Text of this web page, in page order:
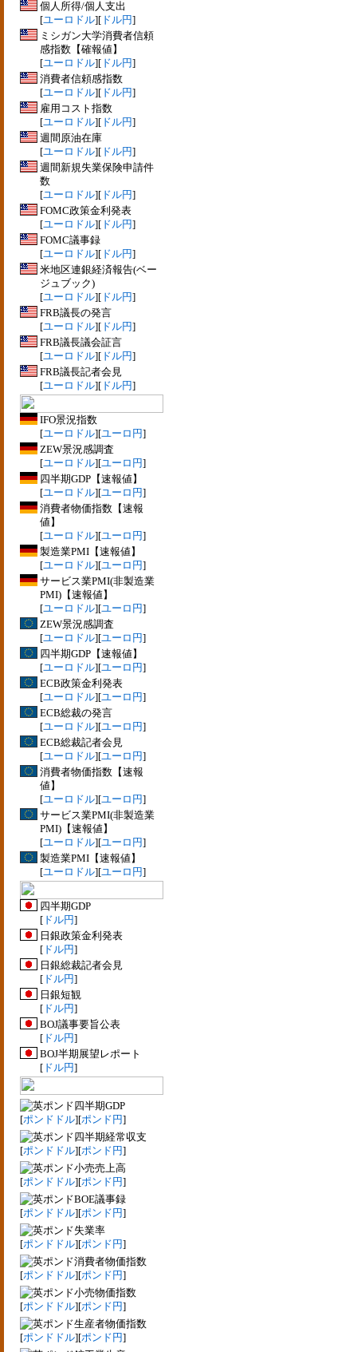
個人所得/個人支出
[ユーロドル][ ドル円]
ミシガン大学消費者信頼
感指数【確報値】
[ユーロドル][ ドル円]
消費者信頼感指数
[ユーロドル][ ドル円]
雇用コスト指数
[ユーロドル][ ドル円]
週間原油在庫
[ユーロドル][ ドル円]
週間新規失業保険申請件
数
[ユーロドル][ ドル円]
FOMC政策金利発表
[ユーロドル][ ドル円]
FOMC議事録
[ユーロドル][ ドル円]
米地区連銀経済報告(ベー
ジュブック)
[ユーロドル][ ドル円]
FRB議長の発言
[ユーロドル][ ドル円]
FRB議長議会証言
[ユーロドル][ ドル円]
FRB議長記者会見
[ユーロドル][ ドル円]
IFO景況指数
[ユーロドル][ユーロ円]
ZEW景況感調査
[ユーロドル][ユーロ円]
四半期GDP【速報値】
[ユーロドル][ユーロ円]
消費者物価指数【速報
値】
[ユーロドル][ユーロ円]
製造業PMI【速報値】
[ユーロドル][ユーロ円]
サービス業PMI(非製造業
PMI)【速報値】
[ユーロドル][ユーロ円]
ZEW景況感調査
[ユーロドル][ユーロ円]
四半期GDP【速報値】
[ユーロドル][ユーロ円]
ECB政策金利発表
[ユーロドル][ユーロ円]
ECB総裁の発言
[ユーロドル][ユーロ円]
ECB総裁記者会見
[ユーロドル][ユーロ円]
消費者物価指数【速報
値】
[ユーロドル][ユーロ円]
サービス業PMI(非製造業
PMI)【速報値】
[ユーロドル][ユーロ円]
製造業PMI【速報値】
[ユーロドル][ユーロ円]
四半期GDP
[ ドル円]
日銀政策金利発表
[ ドル円]
日銀総裁記者会見
[ ドル円]
日銀短観
[ ドル円]
BOJ議事要旨公表
[ ドル円]
BOJ半期展望レポート
[ ドル円]
四半期GDP
[ポンドドル][ポンド円]
四半期経常収支
[ポンドドル][ポンド円]
小売売上高
[ポンドドル][ポンド円]
BOE議事録
[ポンドドル][ポンド円]
失業率
[ポンドドル][ポンド円]
消費者物価指数
[ポンドドル][ポンド円]
小売物価指数
[ポンドドル][ポンド円]
生産者物価指数
[ポンドドル][ポンド円]